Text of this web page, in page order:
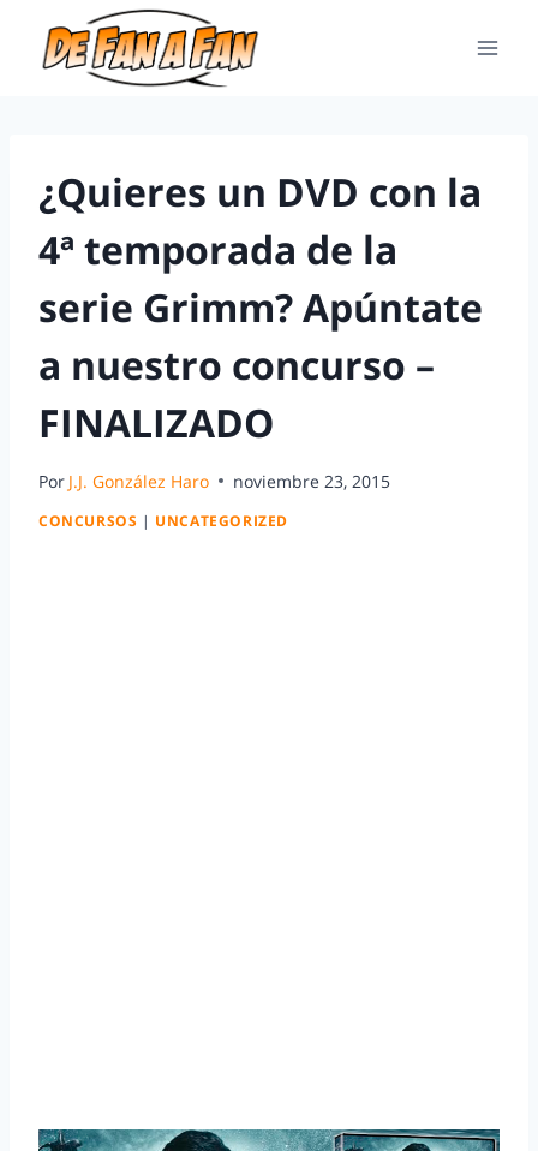
¿Quieres un DVD con la
4ª temporada de la
serie Grimm? Apúntate
a nuestro concurso –
FINALIZADO
Por J.J. González Haro noviembre 23, 2015
CONCURSOS | UNCATEGORIZED